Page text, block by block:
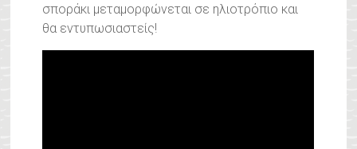
σποράκι μεταμορφώνεται σε ηλιοτρόπιο και
θα εντυπωσιαστείς!